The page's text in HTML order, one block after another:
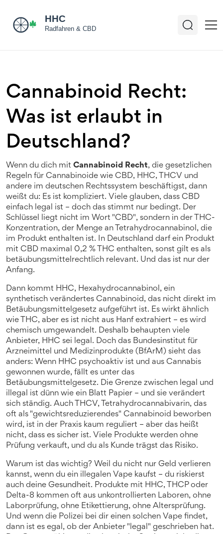
Cannabinoid Recht:
Was ist erlaubt in
Deutschland?
Wenn du dich mit Cannabinoid Recht, die gesetzlichen
Regeln für Cannabinoide wie CBD, HHC, THCV und
andere im deutschen Rechtssystem beschäftigst, dann
weißt du: Es ist kompliziert. Viele glauben, dass CBD
einfach legal ist – doch das stimmt nur bedingt. Der
Schlüssel liegt nicht im Wort "CBD", sondern in der THC-
Konzentration, der Menge an Tetrahydrocannabinol, die
im Produkt enthalten ist. In Deutschland darf ein Produkt
mit CBD maximal 0,2 % THC enthalten, sonst gilt es als
betäubungsmittelrechtlich relevant. Und das ist nur der
Anfang.
Dann kommt HHC, Hexahydrocannabinol, ein
synthetisch verändertes Cannabinoid, das nicht direkt im
Betäubungsmittelgesetz aufgeführt ist. Es wirkt ähnlich
wie THC, aber es ist nicht aus Hanf extrahiert – es wird
chemisch umgewandelt. Deshalb behaupten viele
Anbieter, HHC sei legal. Doch das Bundesinstitut für
Arzneimittel und Medizinprodukte (BfArM) sieht das
anders: Wenn HHC psychoaktiv ist und aus Cannabis
gewonnen wurde, fällt es unter das
Betäubungsmittelgesetz. Die Grenze zwischen legal und
illegal ist dünn wie ein Blatt Papier – und sie verändert
sich ständig. Auch THCV, Tetrahydrocannabivarin, das
oft als "gewichtsreduzierendes" Cannabinoid beworben
wird, ist in der Praxis kaum reguliert – aber das heißt
nicht, dass es sicher ist. Viele Produkte werden ohne
Prüfung verkauft, und du als Kunde trägst das Risiko.
Warum ist das wichtig? Weil du nicht nur Geld verlieren
kannst, wenn du ein illegalen Vape kaufst – du riskierst
auch deine Gesundheit. Produkte mit HHC, THCP oder
Delta-8 kommen oft aus unkontrollierten Laboren, ohne
Laborprüfung, ohne Etikettierung, ohne Altersprüfung.
Und wenn die Polizei bei dir einen solchen Vape findet,
dann ist es egal, ob der Anbieter "legal" geschrieben hat.